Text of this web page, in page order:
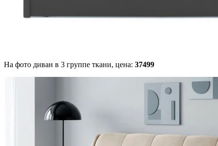
На фото диван в 3 группе ткани, цена: 37499